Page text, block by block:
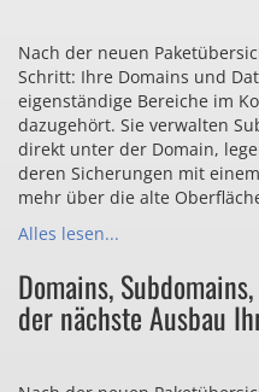
Nach der neuen
Schritt: Ihre Domains und
eigenständige Bereiche im
dazugehört. Sie verwalten
direkt unter der Domain,
deren Sicherungen mit
mehr über die alte
Alles lesen...
Domains,
der nächste Ausbau